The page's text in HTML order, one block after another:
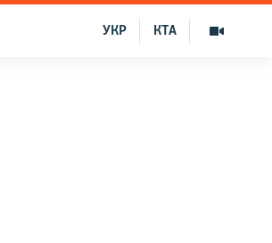
КТА
УКР